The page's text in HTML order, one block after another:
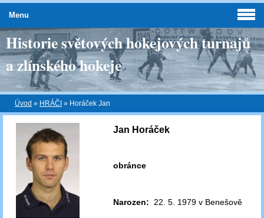
Historie světových hokejových turnajů
a zlínského hokeje
Úvod » HRÁČI » Horáček Jan
Jan Horáček
obránce
Narozen: 22. 5. 1979 v Benešově
Menu